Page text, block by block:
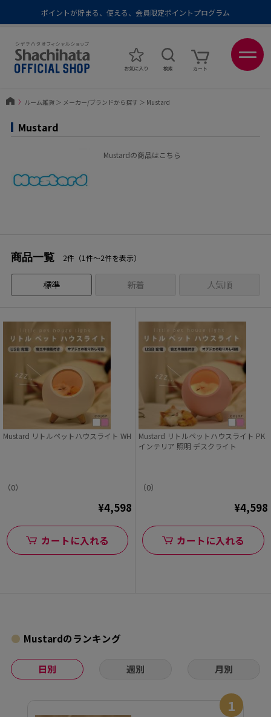
ポイントが貯まる、使える、会員限定ポイントプログラム
メール便1,500円以上 / 宅配便3,500円以上のお買い物で送料無料
あなたに最適なスタンプをシヤチハタがレコメンド
〉 ルーム雑貨＞ メーカー/ブランドから探す ＞ Mustard
Mustard
Mustardの商品はこちら
商品一覧 2件（1件〜2件を表示）
標準 新着 人気順
Mustard リトルペットハウスライト WH
（0）
¥4,598
カートに入れる
Mustard リトルペットハウスライト PK
インテリア 照明 デスクライト
（0）
¥4,598
カートに入れる
Mustardのランキング
日別 週別 月別
1